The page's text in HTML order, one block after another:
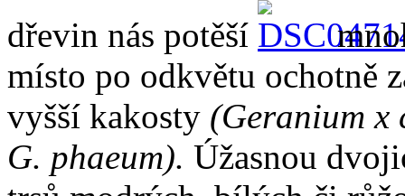
dřevin nás potěší
místo po odkvětu ochotně
vyšší kakosty (Geranium x
G. phaeum). Úžasnou